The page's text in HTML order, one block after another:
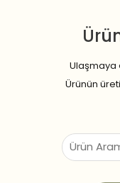
Ulaşmaya
Ürünün